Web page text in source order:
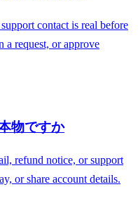
contact is real before
a request, or approve
物ですか
refund notice, or support
or share account details.